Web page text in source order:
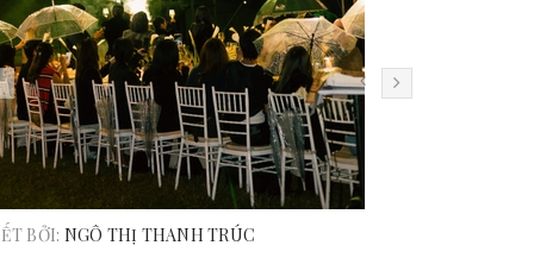
BỞI: NGÔ THỊ THANH TRÚC